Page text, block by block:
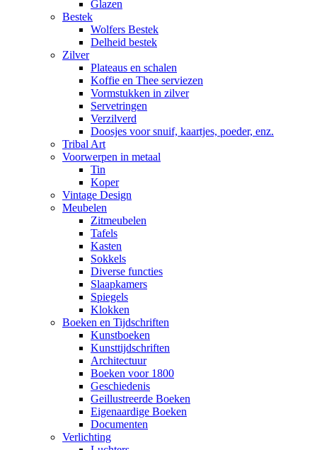
Glazen
Bestek
Wolfers Bestek
Delheid bestek
Zilver
Plateaus en schalen
Koffie en Thee serviezen
Vormstukken in zilver
Servetringen
Verzilverd
Doosjes voor snuif, kaartjes, poeder, enz.
Tribal Art
Voorwerpen in metaal
Tin
Koper
Vintage Design
Meubelen
Zitmeubelen
Tafels
Kasten
Sokkels
Diverse functies
Slaapkamers
Spiegels
Klokken
Boeken en Tijdschriften
Kunstboeken
Kunsttijdschriften
Architectuur
Boeken voor 1800
Geschiedenis
Geillustreerde Boeken
Eigenaardige Boeken
Documenten
Verlichting